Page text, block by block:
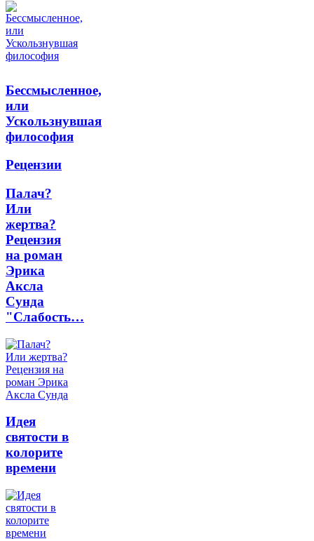
Бессмысленное,
или
Ускользнувшая
философия
Рецензии
Палач?
Или
жертва?
Рецензия
на роман
Эрика
Аксла
Сунда
"Слабость…
Идея
святости в
колорите
времени